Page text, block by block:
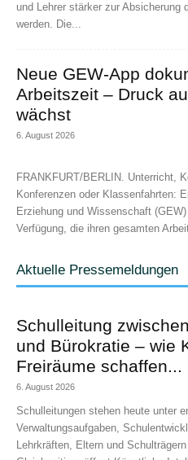
und Lehrer stärker zur Absicherung
werden. Die...
Neue GEW-App
Arbeitszeit – Druck
wächst
6. August 2026
FRANKFURT/BERLIN. Unterricht,
Konferenzen oder Klassenfahrten:
Erziehung und Wissenschaft
Verfügung, die ihren gesamten
Aktuelle Pressemeldungen
Schulleitung
und Bürokratie – wie
Freiräume schaffen...
6. August 2026
Schulleitungen stehen heute unter
Verwaltungsaufgaben,
Lehrkräften, Eltern und